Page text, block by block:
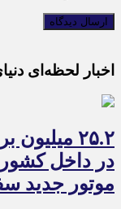
اخبار لحظه‌ای
۲۵.۲
در داخل
موتور جدید